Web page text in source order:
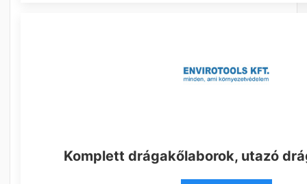
Komplett drágakőlaborok, utazó